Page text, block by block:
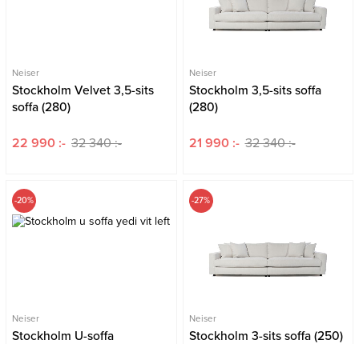
Neiser
Stockholm Velvet 3,5-sits
soffa (280)
22 990 :- 32 340 :-
Neiser
Stockholm 3,5-sits soffa
(280)
21 990 :- 32 340 :-
-20%
Neiser
Stockholm U-soffa
-27%
Neiser
Stockholm 3-sits soffa (250)